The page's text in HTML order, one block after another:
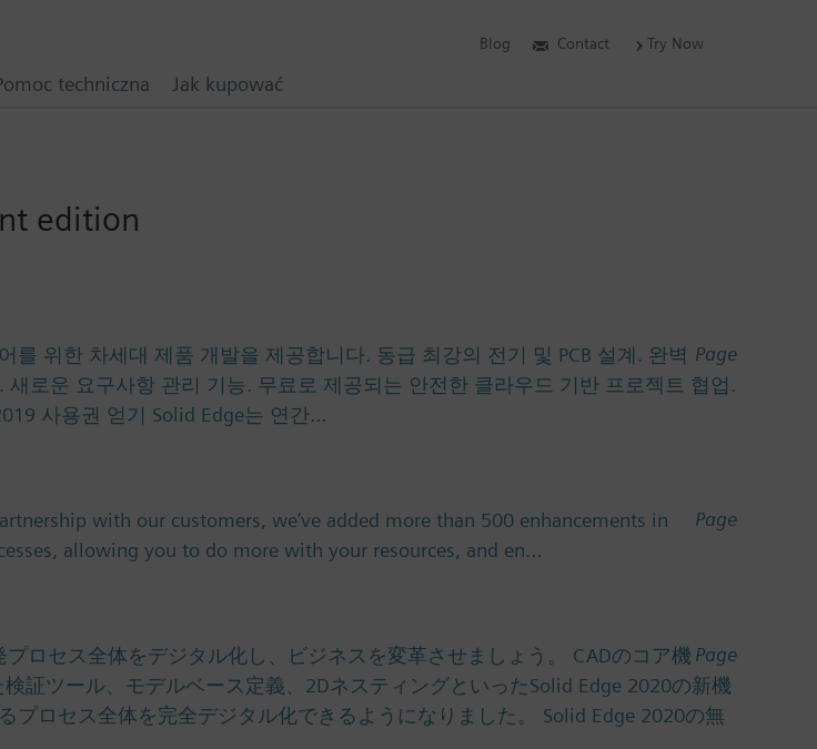
edition
Page
를 위한 차세대 제품 개발을 제공합니다. 동급 최강의 전기 및 PCB 설계. 완벽
로운 요구사항 관리 기능. 무료로 제공되는 안전한 클라우드 기반 프로젝트 협업.
사용권 얻기 Solid Edge는 연간…
Page
with our customers, we’ve added more than 500 enhancements in
allowing you to do more with your resources, and en…
Page
ロセス全体をデジタル化し、ビジネスを変革させましょう。 CADのコア機
証ツール、モデルベース定義、2DネスティングといったSolid Edge 2020の新機
ロセス全体を完全デジタル化できるようになりました。 Solid Edge 2020の無
Blog Contact Try Now
techniczna Jak kupować